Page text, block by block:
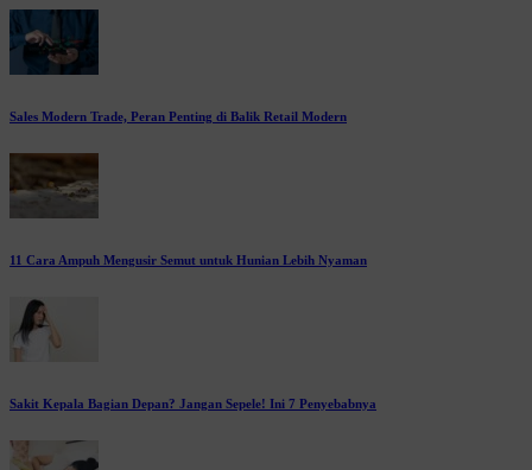
Sales Modern Trade, Peran Penting di Balik Retail Modern
11 Cara Ampuh Mengusir Semut untuk Hunian Lebih Nyaman
Sakit Kepala Bagian Depan? Jangan Sepele! Ini 7 Penyebabnya